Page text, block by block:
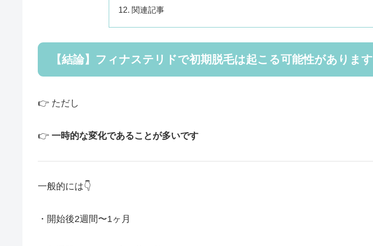
関連記事
【結論】フィナステリドで初期脱毛は起こる可能性があります
👉 ただし
👉 一時的な変化であることが多いです
一般的には👇
・開始後2週間〜1ヶ月